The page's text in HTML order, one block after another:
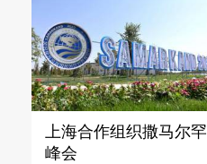
突厥国家组织撒马尔罕
峰会